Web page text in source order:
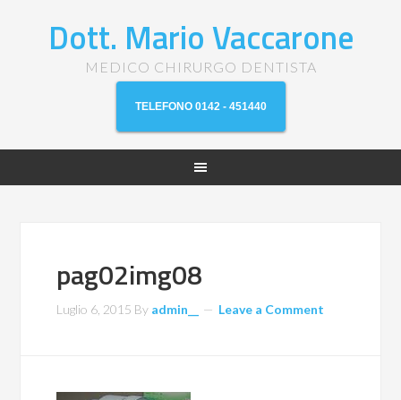
Dott. Mario Vaccarone
MEDICO CHIRURGO DENTISTA
TELEFONO 0142 - 451440
pag02img08
Luglio 6, 2015 By admin__ Leave a Comment